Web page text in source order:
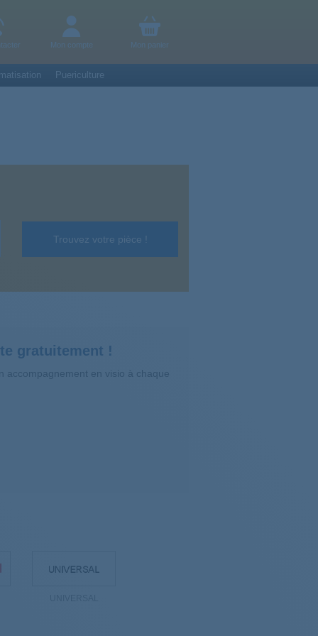
Mon compte Mon panier
Puericulture
Trouvez votre pièce !
gratuitement !
accompagnement en visio à chaque